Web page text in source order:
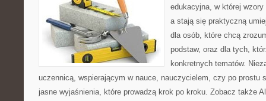
edukacyjna, w której
a stają się praktyczną
dla osób, które chcą
podstaw, oraz dla tych,
konkretnych tematów.
uczennicą, wspierającym w nauce, nauczycielem, czy po prostu
jasne wyjaśnienia, które prowadzą krok po kroku. Zobacz także